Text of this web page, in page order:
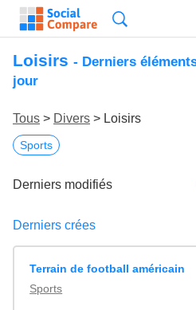
Loisirs - Derniers
jour
Tous > Divers > Loisirs
Sports
Derniers modifiés
Derniers crées
Terrain de football américain
Sports